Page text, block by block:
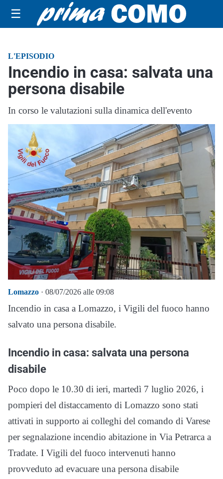
☰
L'EPISODIO
Incendio in casa: salvata una
persona disabile
In corso le valutazioni sulla dinamica dell'evento
Lomazzo · 08/07/2026 alle 09:08
Incendio in casa a Lomazzo, i Vigili del fuoco hanno
salvato una persona disabile.
Incendio in casa: salvata una persona
disabile
Poco dopo le 10.30 di ieri, martedì 7 luglio 2026, i
pompieri del distaccamento di Lomazzo sono stati
attivati in supporto ai colleghi del comando di Varese
per segnalazione incendio abitazione in Via Petrarca a
Tradate. I Vigili del fuoco intervenuti hanno
provveduto ad evacuare una persona disabile